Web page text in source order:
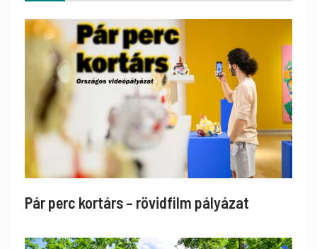
Pár perc kortárs – rövidfilm pályázat